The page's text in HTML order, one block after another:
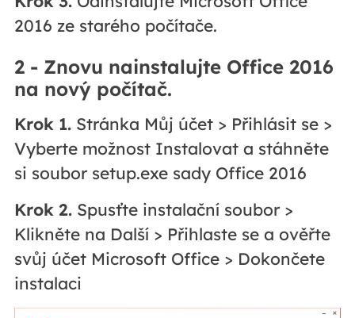
2016 ze starého počítače.
2 - Znovu nainstalujte Office 2016
na nový počítač.
Krok 1.Stránka Můj účet > Přihlásit se >
Vyberte možnost Instalovat a stáhněte
si soubor setup.exe sady Office 2016
Krok 2.Spusťte instalační soubor >
Klikněte na Další > Přihlaste se a ověřte
svůj účet Microsoft Office > Dokončete
instalaci